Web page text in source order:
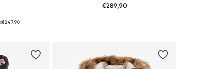
M, L
€247,90
€289,90